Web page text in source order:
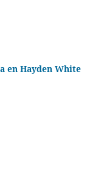
en Hayden White